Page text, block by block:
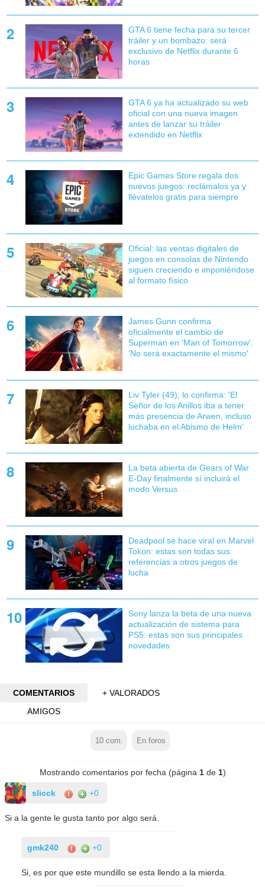
GTA 6 tiene fecha para su tercer
tráiler y un bombazo: será
exclusivo de Netflix durante 6
horas
GTA 6 ya ha actualizado su web
oficial con una nueva imagen
antes de lanzar su tráiler
extendido en Netflix
Epic Games Store regala dos
nuevos juegos: reclámalos ya y
llévatelos gratis para siempre
Oficial: las ventas digitales de
juegos en consolas de Nintendo
siguen creciendo e imponiéndose
al formato físico
James Gunn confirma
oficialmente el cambio de
Superman en 'Man of Tomorrow':
'No será exactamente el mismo'
Liv Tyler (49), lo confirma: 'El
Señor de los Anillos iba a tener
más presencia de Arwen, incluso
luchaba en el Abismo de Helm'
La beta abierta de Gears of War
E-Day finalmente sí incluirá el
modo Versus
Deadpool se hace viral en Marvel
Tokon: estas son todas sus
referencias a otros juegos de
lucha
Sony lanza la beta de una nueva
actualización de sistema para
PS5: estas son sus principales
novedades
COMENTARIOS
+ VALORADOS
AMIGOS
10com. En foros
Mostrando comentarios por fecha (página 1de 1)
slicck +0
Si a la gente le gusta tanto por algo será.
gmk240 +0
Si, es por que este mundillo se esta llendo a la mierda.